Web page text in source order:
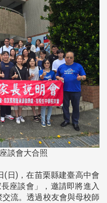
談會大合照
日)，在苗栗縣建臺高中會
座談會」，邀請即將進入
流。透過校友會與母校師